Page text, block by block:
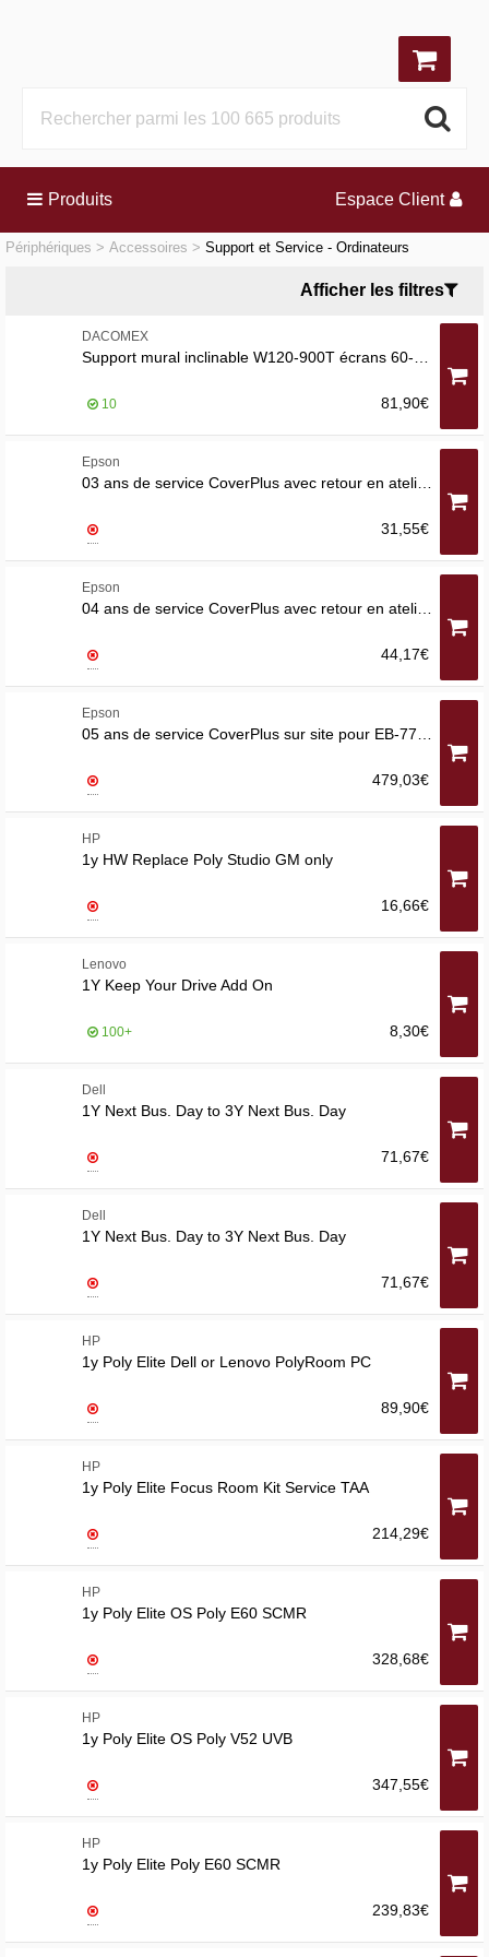
Produits Espace Client
Périphériques Accessoires Support et Service - Ordinateurs
Afficher les filtres
DACOMEX
81,90€
10
Epson
31,55€
Epson
44,17€
Epson
479,03€
HP
1y HW Replace Poly Studio GM only
16,66€
Lenovo
1Y Keep Your Drive Add On
8,30€
100+
Dell
1Y Next Bus. Day to 3Y Next Bus. Day
71,67€
Dell
1Y Next Bus. Day to 3Y Next Bus. Day
71,67€
HP
1y Poly Elite Dell or Lenovo PolyRoom PC
89,90€
HP
1y Poly Elite Focus Room Kit Service TAA
214,29€
HP
1y Poly Elite OS Poly E60 SCMR
328,68€
HP
1y Poly Elite OS Poly V52 UVB
347,55€
HP
1y Poly Elite Poly E60 SCMR
239,83€